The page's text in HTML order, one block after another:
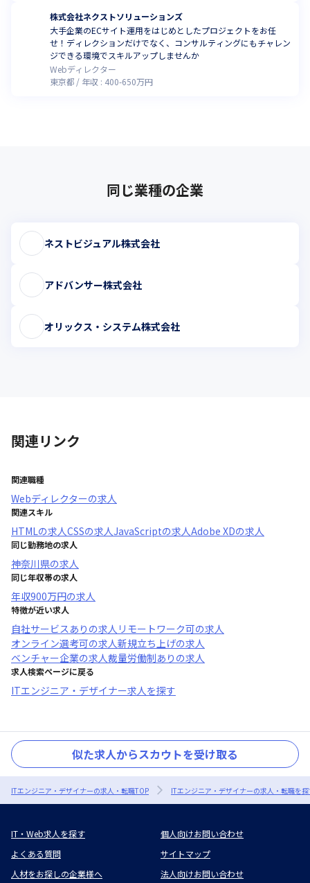
株式会社ネクストソリューションズ
大手企業のECサイト運用をはじめとしたプロジェクトをお任
せ！ディレクションだけでなく、コンサルティングにもチャレン
ジできる環境でスキルアップしませんか
Webディレクター
東京都
年収 : 400-650万円
同じ業種の企業
ネストビジュアル株式会社
アドバンサー株式会社
オリックス・システム株式会社
関連リンク
関連職種
Webディレクターの求人
関連スキル
HTMLの求人CSSの求人JavaScriptの求人Adobe XDの求人
同じ勤務地の求人
神奈川県の求人
同じ年収帯の求人
年収900万円の求人
特徴が近い求人
自社サービスあり の求人 リモートワーク可の求人
オンライン選考可の求人新規立ち上げの求人
ベンチャー企業の求人裁量労働制あり の求人
求人検索ページに戻る
ITエンジニア・デザイナー求人を探す
似た求人からスカウトを受け取る
ITエンジニア・デザイナーの求人・転職TOP ITエンジニア・デザイナーの求人・転職を
IT・Web求人を探す
個人向けお問い合わせ
よくある質問
サイトマップ
人材をお探しの企業様へ
法人向けお問い合わせ